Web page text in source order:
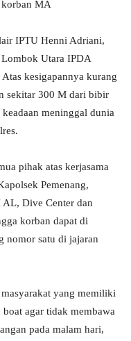
korban MA
IPTU Henni Adriani,
Lombok Utara IPDA
kesigapannya kurang
sekitar 300 M dari bibir
meninggal dunia
pihak atas kerjasama
Pemenang,
Dive Center dan
korban dapat di
nomor satu di jajaran
yang memiliki
agar tidak membawa
pada malam hari,